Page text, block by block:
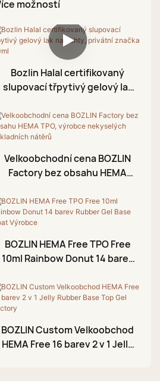
Vrchní nátěr s teplotní
změnou
Diamantový vrchní lak
Gumový vrchní nátěr
Sada gelů pro kočičí oči
Sada třpytivých gelů
Aurora
Zpevňující gel
Diamantové lepidlo na
gel
Gel s lepidlem na
kamínky
Květinový gel
Gel na praskliny
Olej na nehtovou
Fóliový gel
Praskací gelový lak
Třpytivá bahenní paleta
možností
Bozlin Halal certifikovaný
slupovací třpytivý gelový lak
30ml
Velkoobchodní cena BOZLIN
Factory bez obsahu HEMA
základních nátěrů
BOZLIN HEMA Free TPO Free
10ml Rainbow Donut 14 barev
Výrobce
BOZLIN Custom Velkoobchod
HEMA Free 16 barev 2 v 1 Jelly